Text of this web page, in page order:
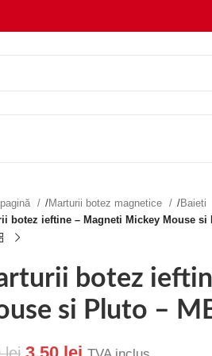
/Marturii botez magnetice /Baieti
botez ieftine – Magneti Mickey Mouse si
botez
si Pluto –